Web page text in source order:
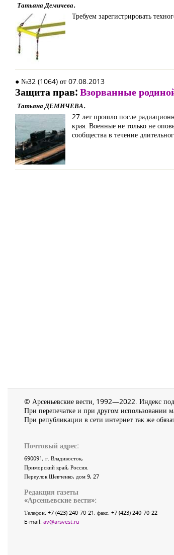
Татьяна Демичева.
Требуем зарегистрировать
● №32 (1064) от 07.08.2013
Защита прав:Взорванные
Татьяна ДЕМИЧЕВА.
27 лет прошло после
края. Военные не только не
сообщества в течение
© Арсеньевские вести, 1992—2022. Индекс
При перепечатке и при другом использовании
При републикации в сети интернет так же
Почтовый адрес:
690091, г. Владивосток,
Приморский край, Россия.
Переулок Шевченко, дом 9, 27
Редакция газеты
«Арсеньевские вести»:
Телефон: +7 (423) 240-70-21, факс: +7 (423) 240-70-22
E-mail: av@arsvest.ru